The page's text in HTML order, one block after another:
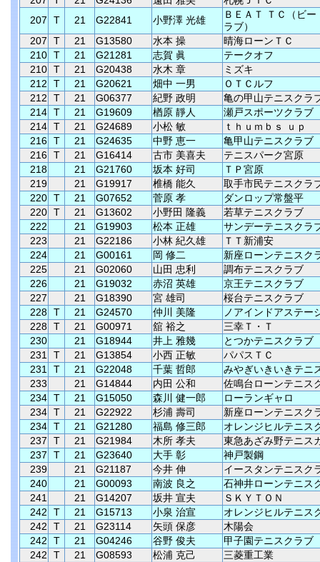
207
T 21 G22841 小野澤 光雄
ＢＥＡＴ ＴＣ（ビー
ラブ）
207
T 21 G13580 水本 操
晴海ローンＴＣ
210 T 21 G21281 志賀 眞
テークオフ
210 T 21 G20438 水木 章
ミズキ
212
T 21 G20621 畑中 一男
ＯＴＣルフ
212
T 21 G06377 紀野 政明
亀の甲山テニスクラ
214 T 21 G19609 楢原 靜人
瀬戸スポーツクラブ
214 T 21 G24689 小松 敏
ｔｈｕｍｂｓ ｕｐ
216 T 21 G24635 中野 恵一
亀甲山テニスクラブ
216 T 21 G16414 古市 美喜夫
テニスパーク宮原
218
21 G21760 坂本 好司
ＴＰ宮原
219
21 G19917 椎橋 能久
取手市民テニスクラ
220 T 21 G07652 菅原 孝
ダンロップ常盤平
220 T 21 G13602 小野田 隆義
若草テニスクラブ
222
21 G19903 松本 正雄
サンデーテニスクラ
223
21 G22186 小林 紀久雄
ＴＴ新浦安
224
21 G00161 岡 修二
新座ローンテニスク
225
21 G02060 山田 忠利
調布テニスクラブ
226
21 G19032 赤沼 英雄
京王テニスクラブ
227
21 G18390 宮 雄司
桜台テニスクラブ
228 T 21 G24570 仲川 美隆
ノアインドアステー
228 T 21 G00971 舘 裕之
三幸Ｔ・Ｔ
230
21 G18944 井上 雅幾
とつかテニスクラブ
231
T 21 G13854 小西 正敏
パパスＴＣ
231
T 21 G22048 千葉 哲郎
みやぎいきいきテニ
233
21 G14844 内田 公和
佐鳴台ローンテニス
234 T 21 G15050 森川 健一郎
ローランギャロ
234 T 21 G22922 杉浦 壽司
新座ローンテニスク
234 T 21 G21280 福島 修三郎
オレンジヒルテニス
237
T 21 G21984 木所 孝夫
東急あざみ野テニス
237
T 21 G23640 大手 彰
神戸製鋼
239
21 G21187 今井 伸
イースタンテニスク
240
21 G00093 南波 良之
石神井ローンテニス
241
21 G14207 坂井 宣夫
ＳＫＹＴＯＮ
242
T 21 G15713 小泉 治宣
オレンジヒルテニス
242
T 21 G23114 矢頭 保彦
木陽会
242
T 21 G04246 谷野 俊夫
甲子園テニスクラブ
242
T 21 G08593 松浦 克己
三菱重工業